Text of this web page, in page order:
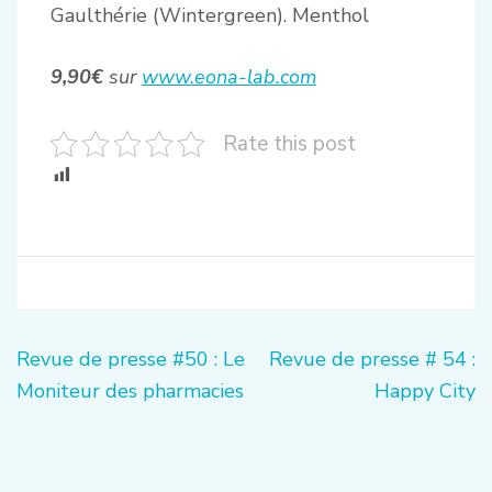
Gaulthérie (Wintergreen). Menthol
9,90€ sur www.eona-lab.com
Rate this post
Navigation
de
Revue de presse #50 : Le
Moniteur des pharmacies
Revue de presse # 54 :
Happy City